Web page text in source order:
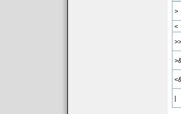
>
<
>>
|